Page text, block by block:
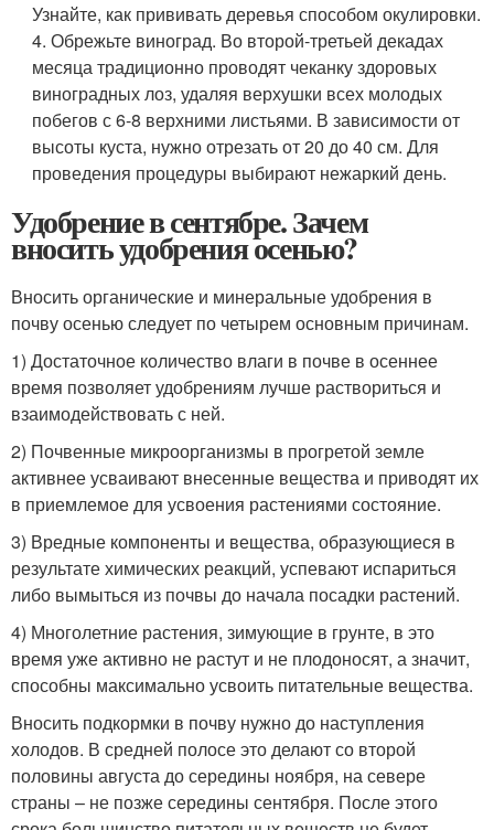
Узнайте, как прививать деревья способом окулировки.
4. Обрежьте виноград. Во второй-третьей декадах
месяца традиционно проводят чеканку здоровых
виноградных лоз, удаляя верхушки всех молодых
побегов с 6-8 верхними листьями. В зависимости от
высоты куста, нужно отрезать от 20 до 40 см. Для
проведения процедуры выбирают нежаркий день.
Удобрение в сентябре. Зачем
вносить удобрения осенью?
Вносить органические и минеральные удобрения в
почву осенью следует по четырем основным причинам.
1) Достаточное количество влаги в почве в осеннее
время позволяет удобрениям лучше раствориться и
взаимодействовать с ней.
2) Почвенные микроорганизмы в прогретой земле
активнее усваивают внесенные вещества и приводят их
в приемлемое для усвоения растениями состояние.
3) Вредные компоненты и вещества, образующиеся в
результате химических реакций, успевают испариться
либо вымыться из почвы до начала посадки растений.
4) Многолетние растения, зимующие в грунте, в это
время уже активно не растут и не плодоносят, а значит,
способны максимально усвоить питательные вещества.
Вносить подкормки в почву нужно до наступления
холодов. В средней полосе это делают со второй
половины августа до середины ноября, на севере
страны – не позже середины сентября. После этого